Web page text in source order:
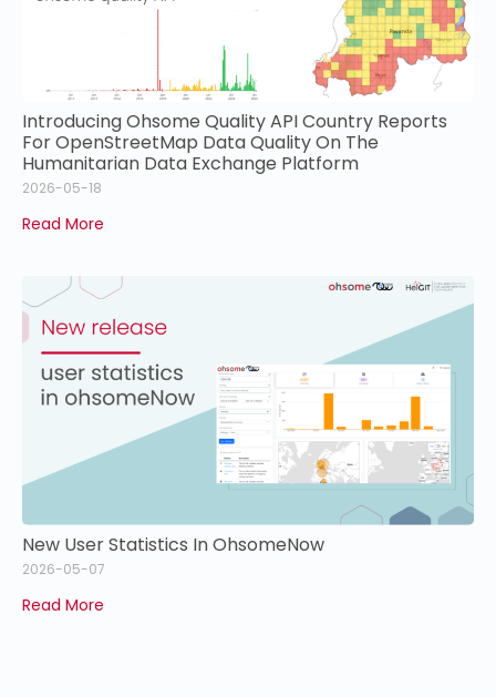
Introducing Ohsome Quality API Country Reports
For OpenStreetMap Data Quality On The
Humanitarian Data Exchange Platform
2026-05-18
Read More
New User Statistics In OhsomeNow
2026-05-07
Read More